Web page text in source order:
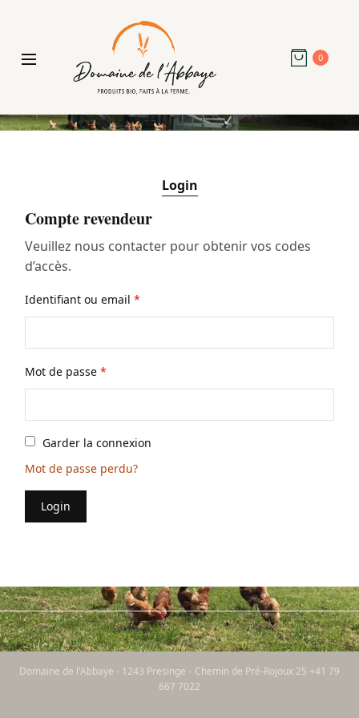
0
Login
Compte revendeur
Veuillez nous contacter pour obtenir vos codes
d’accès.
Identifiant ou email*
Mot de passe*
Garder la connexion
Mot de passe perdu?
Login
Domaine de l'Abbaye - 1243 Presinge - Chemin de Pré-Rojoux 25 +41 79
667 7022